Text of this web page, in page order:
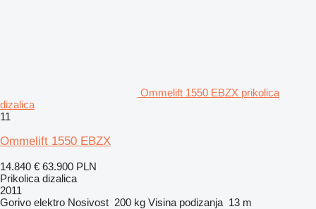
Ommelift 1550 EBZX prikolica
dizalica
11
Ommelift 1550 EBZX
14.840 € 63.900 PLN
Prikolica dizalica
2011
Gorivo elektro Nosivost 200 kg Visina podizanja 13 m